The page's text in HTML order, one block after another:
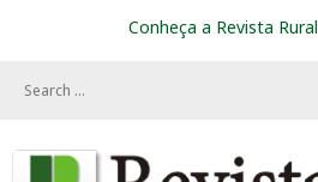
Conheça a Revista Rural